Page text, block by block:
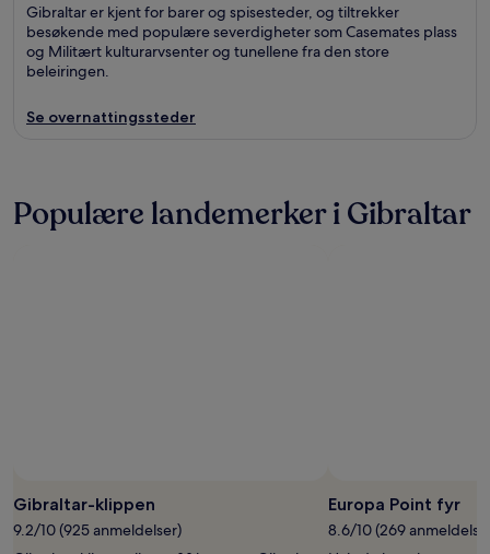
Gibraltar er kjent for barer og spisesteder, og tiltrekker
besøkende med populære severdigheter som Casemates plass
og Militært kulturarvsenter og tunellene fra den store
beleiringen.
Se overnattingssteder
Populære landemerker i Gibraltar
Gibraltar-klippen
9.2/10 (925 anmeldelser)
Europa Point fyr
8.6/10 (269